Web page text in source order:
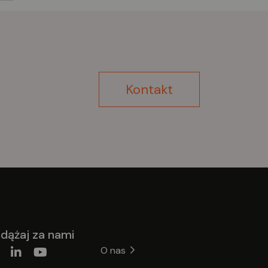
Kontakt
za nami
O nas